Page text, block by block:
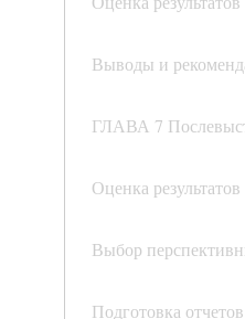
Выводы и
ГЛАВА 7
Оценка
Выбор
Подготовка